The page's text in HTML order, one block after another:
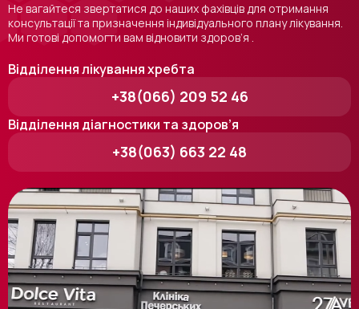
Не вагайтеся звертатися до наших фахівців для отримання
консультації та призначення індивідуального плану лікування.
Ми готові допомогти вам відновити здоров’я .
Відділення лікування хребта
+38(066) 209 52 46
Відділення діагностики та здоров’я
+38(063) 663 22 48